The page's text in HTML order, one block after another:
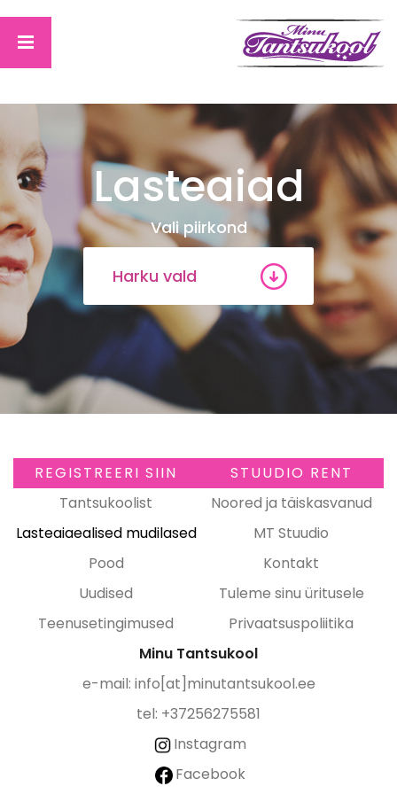
Lasteaiad
Vali piirkond
Harku vald
REGISTREERI SIIN
STUUDIO RENT
Tantsukoolist
Noored ja täiskasvanud
Lasteaiaealised mudilased
MT Stuudio
Pood
Kontakt
Uudised
Tuleme sinu üritusele
Teenusetingimused
Privaatsuspoliitika
Minu Tantsukool
e-mail: info[at]minutantsukool.ee
tel: +37256275581
Instagram
Facebook